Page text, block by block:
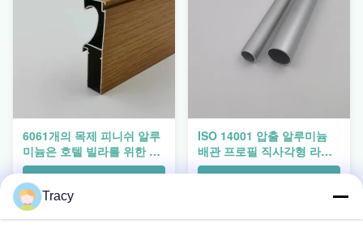
6061개의 목제 피니쉬 알루
미늄은 호텔 빌라를 위한 도
어 프레임 구축을 돋보이게
합니다
ISO 14001 압출 알루미늄
배관 프로필 직사각형 라운
드 40 Ｘ 40
Tracy